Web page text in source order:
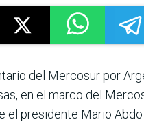
del Mercosur por
en el marco del
el presidente Mario